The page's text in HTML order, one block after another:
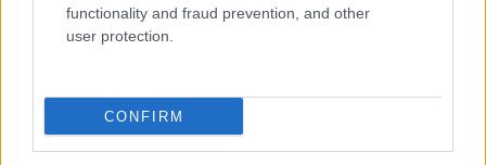
functionality and fraud prevention, and other
user protection.
CONFIRM